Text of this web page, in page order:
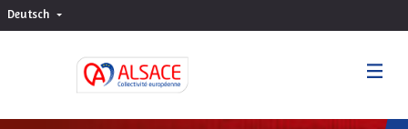
Deutsch Choisir la langue